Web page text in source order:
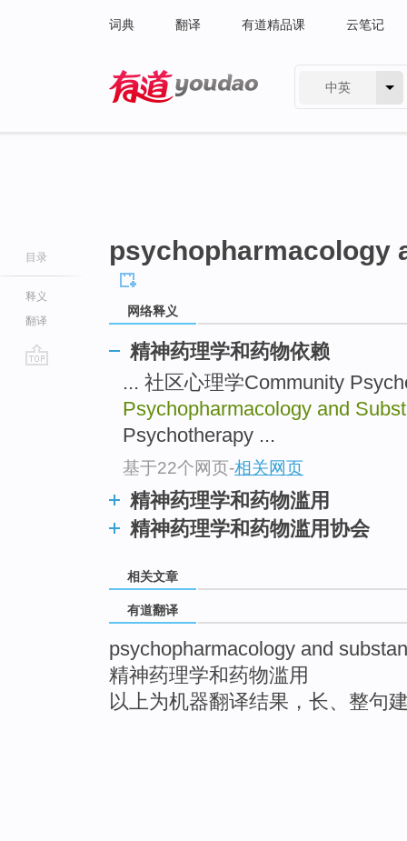
词典 翻译 有道精品课 云笔记
中英
目录
释义
翻译
psychopharmacology
网络释义
精神药理学和药物依赖
... 社区心理学Community
Psychopharmacology and
Psychotherapy ...
基于22个网页-相关网页
精神药理学和药物滥用
精神药理学和药物滥用协会
相关文章
有道翻译
psychopharmacology and
精神药理学和药物滥用
以上为机器翻译结果，长、整句